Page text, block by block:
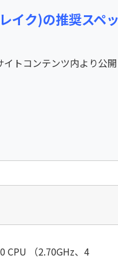
イク)の推奨スペ
トコンテンツ内より公開
CPU （2.70GHz、4